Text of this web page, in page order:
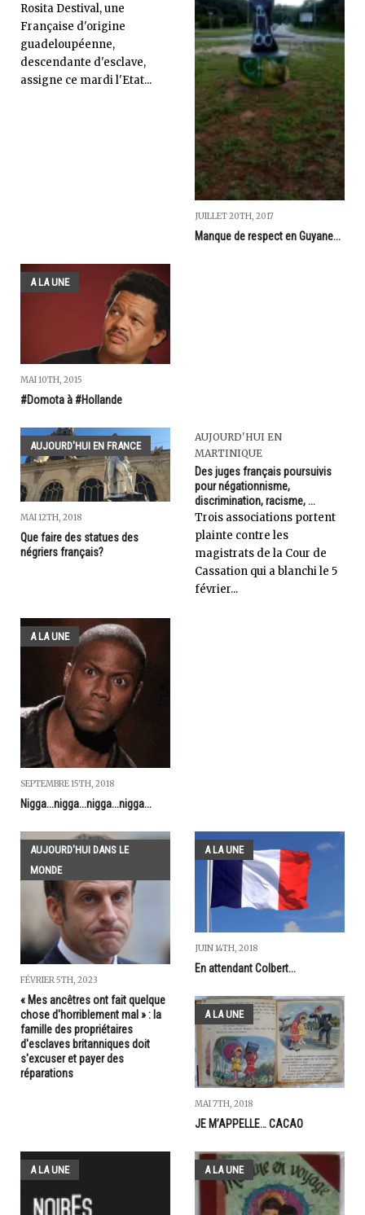
Rosita Destival, une
Française d'origine
guadeloupéenne,
descendante d'esclave,
assigne ce mardi l'Etat...
JUILLET 20TH, 2017
Manque de respect en Guyane...
A LA UNE
MAI 10TH, 2015
#Domota à #Hollande
AUJOURD'HUI EN FRANCE
MAI 12TH, 2018
Que faire des statues des
négriers français?
AUJOURD'HUI EN
MARTINIQUE
Des juges français poursuivis
pour négationnisme,
discrimination, racisme, ...
Trois associations portent
plainte contre les
magistrats de la Cour de
Cassation qui a blanchi le 5
février...
A LA UNE
SEPTEMBRE 15TH, 2018
Nigga...nigga...nigga...nigga...
AUJOURD'HUI DANS LE
MONDE
FÉVRIER 5TH, 2023
« Mes ancêtres ont fait quelque
chose d'horriblement mal » : la
famille des propriétaires
d'esclaves britanniques doit
s'excuser et payer des
réparations
A LA UNE
JUIN 14TH, 2018
En attendant Colbert...
A LA UNE
MAI 7TH, 2018
JE M’APPELLE… CACAO
A LA UNE A LA UNE